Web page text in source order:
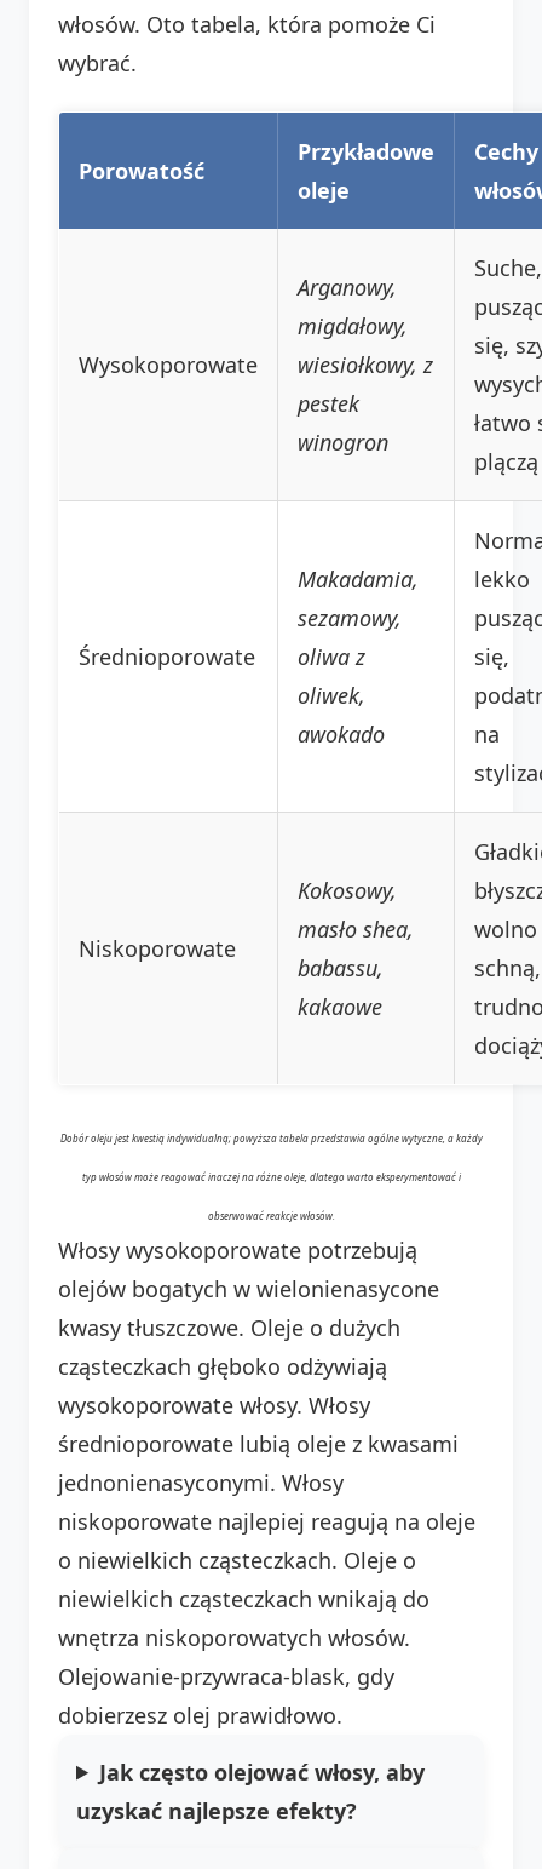
włosów. Oto tabela, która pomoże Ci
wybrać.
Porowatość
Przykładowe
oleje
Cechy
Wysokoporowate
Arganowy,
migdałowy,
wiesiołkowy, z
pestek
winogron
Suche,
się,
łatwo
plączą
Średnioporowate
Makadamia,
sezamowy,
oliwa z
oliwek,
awokado
lekko
się,
na
Niskoporowate
Kokosowy,
masło shea,
babassu,
kakaowe
wolno
schną,
Dobór oleju jest kwestią indywidualną; powyższa tabela przedstawia ogólne wytyczne, a każdy
typ włosów może reagować inaczej na różne oleje, dlatego warto eksperymentować i
obserwować reakcje włosów.
Włosy wysokoporowate potrzebują
olejów bogatych w wielonienasycone
kwasy tłuszczowe. Oleje o dużych
cząsteczkach głęboko odżywiają
wysokoporowate włosy. Włosy
średnioporowate lubią oleje z kwasami
jednonienasyconymi. Włosy
niskoporowate najlepiej reagują na oleje
o niewielkich cząsteczkach. Oleje o
niewielkich cząsteczkach wnikają do
wnętrza niskoporowatych włosów.
Olejowanie-przywraca-blask, gdy
dobierzesz olej prawidłowo.
Jak często olejować włosy, aby
uzyskać najlepsze efekty?